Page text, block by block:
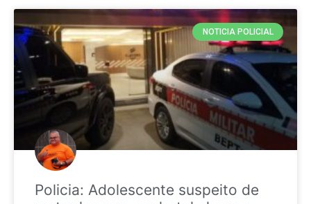
NOTICIA POLICIAL
Policia: Adolescente suspeito de